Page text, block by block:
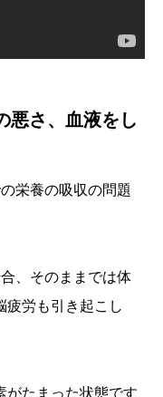
悪さ、血液をし
栄養の吸収の問題
、そのままでは体
疲労も引き起こし
がたまった状態です